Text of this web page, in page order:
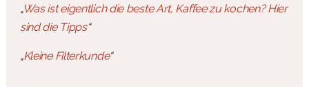
„Was ist eigentlich die beste Art, Kaffee zu kochen? Hier
sind die Tipps“
„Kleine Filterkunde“